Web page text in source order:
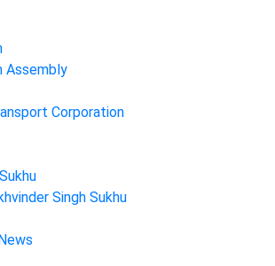
Assembly
Corporation
Singh Sukhu